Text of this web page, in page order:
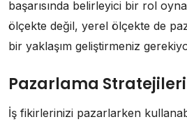
başarısında belirleyici bir rol
ölçekte değil, yerel ölçekte de
bir yaklaşım geliştirmeniz
Pazarlama
İş fikirlerinizi pazarlarken